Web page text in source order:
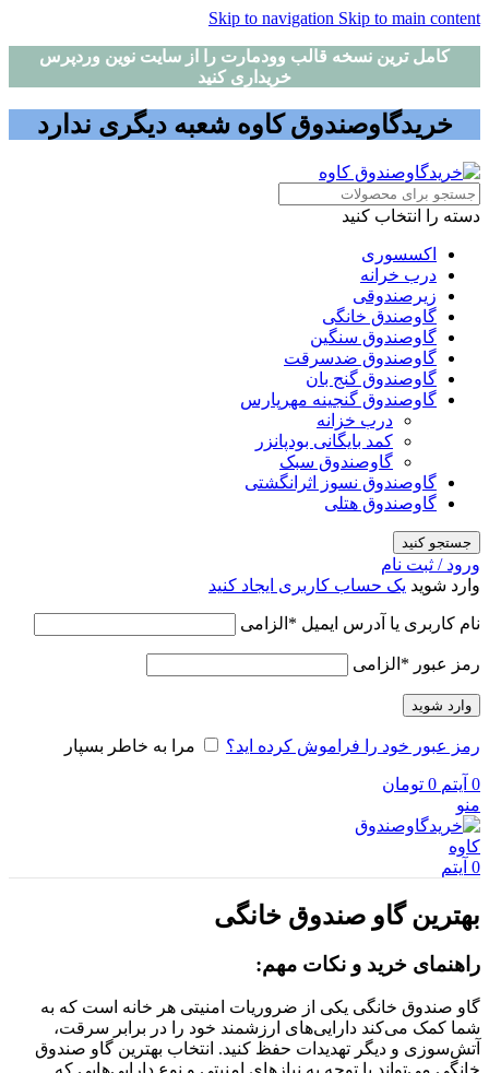
Skip to navigation Skip to main content
کامل ترین نسخه قالب وودمارت را از سایت نوین وردپرس
خریداری کنید
خریدگاوصندوق کاوه شعبه دیگری ندارد
دسته را انتخاب کنید
اکسسوری
درب خرانه
زیرصندوقی
گاوصندق خانگی
گاوصندوق سنگین
گاوصندوق ضدسرقت
گاوصندوق گنج بان
گاوصندوق گنجینه مهرپارس
درب خزانه
کمد بایگانی بودپانزر
گاوصندوق سبک
گاوصندوق نسوز اثرانگشتی
گاوصندوق هتلی
جستجو کنید
ورود / ثبت نام
وارد شوید یک حساب کاربری ایجاد کنید
نام کاربری یا آدرس ایمیل * الزامی
رمز عبور * الزامی
وارد شوید
رمز عبور خود را فراموش کرده اید؟ مرا به خاطر بسپار
0 آیتم 0 تومان
منو
0 آیتم
بهترین گاو صندوق خانگی
راهنمای خرید و نکات مهم:
گاو صندوق خانگی یکی از ضروریات امنیتی هر خانه است که به
شما کمک می‌کند دارایی‌های ارزشمند خود را در برابر سرقت،
آتش‌سوزی و دیگر تهدیدات حفظ کنید. انتخاب بهترین گاو صندوق